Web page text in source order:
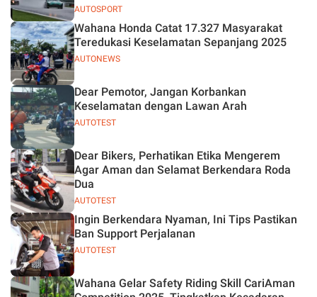
AUTOSPORT
AUTONEWS
Wahana Honda Catat 17.327 Masyarakat
Teredukasi Keselamatan Sepanjang 2025
AUTOTEST
Dear Pemotor, Jangan Korbankan
Keselamatan dengan Lawan Arah
AUTOTEST
Dear Bikers, Perhatikan Etika Mengerem
Agar Aman dan Selamat Berkendara Roda
Dua
AUTOTEST
Ingin Berkendara Nyaman, Ini Tips Pastikan
Ban Support Perjalanan
Wahana Gelar Safety Riding Skill CariAman